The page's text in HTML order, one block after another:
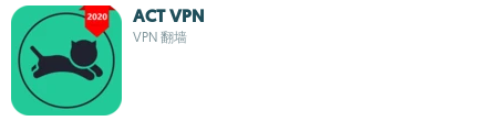
ACT VPN
VPN 翻墙